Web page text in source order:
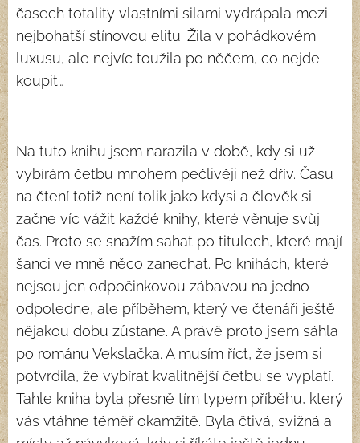
časech totality vlastními silami vydrápala mezi
nejbohatší stínovou elitu. Žila v pohádkovém
luxusu, ale nejvíc toužila po něčem, co nejde
koupit…
Na tuto knihu jsem narazila v době, kdy si už
vybírám četbu mnohem pečlivěji než dřív. Času
na čtení totiž není tolik jako kdysi a člověk si
začne víc vážit každé knihy, které věnuje svůj
čas. Proto se snažím sahat po titulech, které mají
šanci ve mně něco zanechat. Po knihách, které
nejsou jen odpočinkovou zábavou na jedno
odpoledne, ale příběhem, který ve čtenáři ještě
nějakou dobu zůstane. A právě proto jsem sáhla
po románu Vekslačka. A musím říct, že jsem si
potvrdila, že vybírat kvalitnější četbu se vyplatí.
Tahle kniha byla přesně tím typem příběhu, který
vás vtáhne téměř okamžitě. Byla čtivá, svižná a